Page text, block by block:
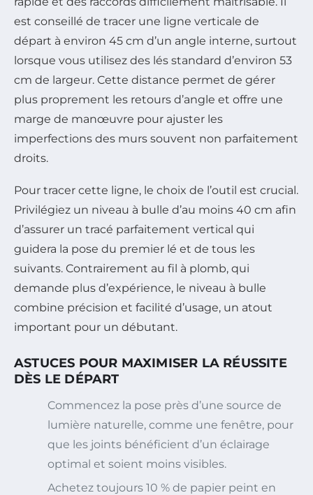
est conseillé de tracer une ligne verticale de
départ à environ 45 cm d’un angle interne, surtout
lorsque vous utilisez des lés standard d’environ 53
cm de largeur. Cette distance permet de gérer
plus proprement les retours d’angle et offre une
marge de manœuvre pour ajuster les
imperfections des murs souvent non parfaitement
droits.
Pour tracer cette ligne, le choix de l’outil est crucial.
Privilégiez un niveau à bulle d’au moins 40 cm afin
d’assurer un tracé parfaitement vertical qui
guidera la pose du premier lé et de tous les
suivants. Contrairement au fil à plomb, qui
demande plus d’expérience, le niveau à bulle
combine précision et facilité d’usage, un atout
important pour un débutant.
ASTUCES POUR MAXIMISER LA RÉUSSITE
DÈS LE DÉPART
Commencez la pose près d’une source de
lumière naturelle, comme une fenêtre, pour
que les joints bénéficient d’un éclairage
optimal et soient moins visibles.
Achetez toujours 10 % de papier peint en